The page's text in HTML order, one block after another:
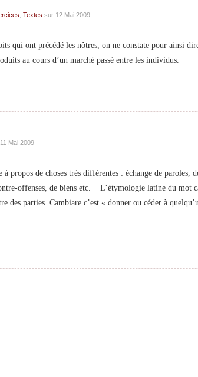
, Textes sur 12 Mai 2009
qui ont précédé les nôtres, on ne constate pour ainsi
au cours d’un marché passé entre les individus.
Mai 2009
de choses très différentes : échange de paroles,
offenses, de biens etc. L’étymologie latine du mot
des parties. Cambiare c’est « donner ou céder à